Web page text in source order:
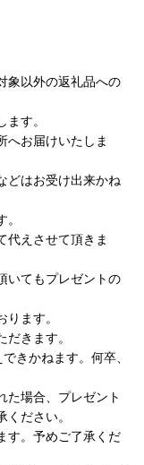
象以外の返礼品への
す。
へお届けいたしま
どはお受け出来かね
代えさせて頂きま
いてもプレゼントの
ます。
きます。
きかねます。何卒、
た場合、プレゼント
ださい。
す。予めご了承くだ